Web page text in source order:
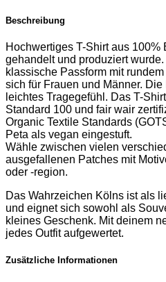
Beschreibung
Hochwertiges T-Shirt aus
gehandelt und produziert
klassische Passform mit
sich für Frauen und Männer.
leichtes Tragegefühl. Das T-
Standard 100 und fair wair
Organic Textile Standards
Peta als vegan eingestuft.
Wähle zwischen vielen
ausgefallenen Patches mit
oder -region.
Das Wahrzeichen Kölns ist als
und eignet sich sowohl als
kleines Geschenk. Mit deinem
jedes Outfit aufgewertet.
Zusätzliche Informationen